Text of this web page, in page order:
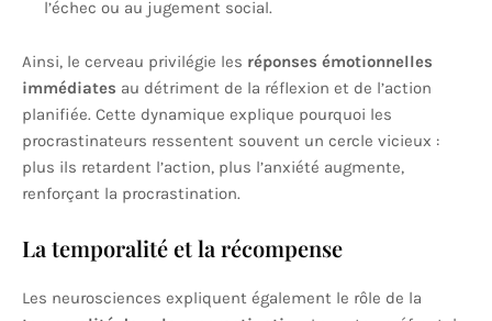
l’échec ou au jugement social.
Ainsi, le cerveau privilégie les réponses émotionnelles
immédiates au détriment de la réflexion et de l’action
planifiée. Cette dynamique explique pourquoi les
procrastinateurs ressentent souvent un cercle vicieux :
plus ils retardent l’action, plus l’anxiété augmente,
renforçant la procrastination.
La temporalité et la récompense
Les neurosciences expliquent également le rôle de la